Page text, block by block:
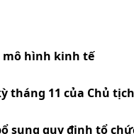
mô hình kinh tế
tháng 11 của Chủ
sung quy định tổ